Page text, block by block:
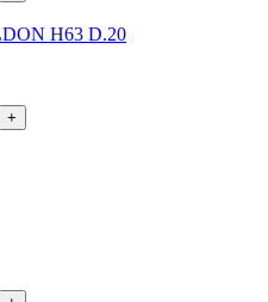
H63 D.20
+